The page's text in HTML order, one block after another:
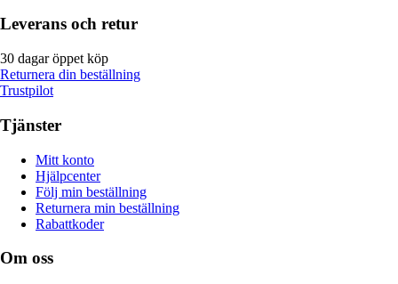
Leverans och retur
30 dagar öppet köp
Returnera din beställning
Trustpilot
Tjänster
Mitt konto
Hjälpcenter
Följ min beställning
Returnera min beställning
Rabattkoder
Om oss